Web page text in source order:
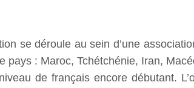
se déroule au sein d’une
pays : Maroc, Tchétchénie, Iran,
de français encore débutant.